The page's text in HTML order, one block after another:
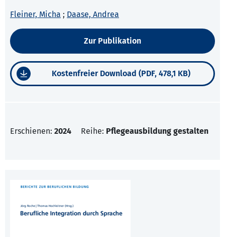
Fleiner, Micha ; Daase, Andrea
Zur Publikation
Kostenfreier Download (PDF, 478,1 KB)
Erschienen: 2024 Reihe: Pflegeausbildung gestalten